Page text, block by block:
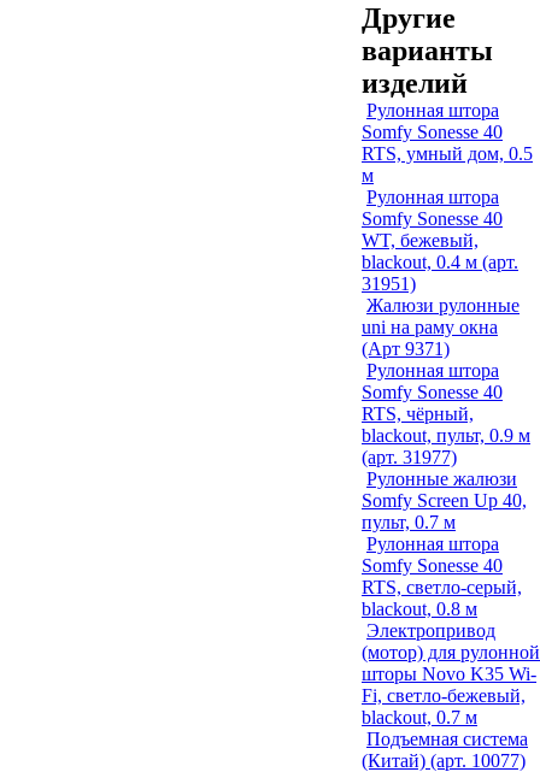
Другие
варианты
изделий
Рулонная штора
Somfy Sonesse 40
RTS, умный дом, 0.5
м
Рулонная штора
Somfy Sonesse 40
WT, бежевый,
blackout, 0.4 м (арт.
31951)
Жалюзи рулонные
uni на раму окна
(Арт 9371)
Рулонная штора
Somfy Sonesse 40
RTS, чёрный,
blackout, пульт, 0.9 м
(арт. 31977)
Рулонные жалюзи
Somfy Screen Up 40,
пульт, 0.7 м
Рулонная штора
Somfy Sonesse 40
RTS, светло-серый,
blackout, 0.8 м
Электропривод
(мотор) для рулонной
шторы Novo K35 Wi-
Fi, светло-бежевый,
blackout, 0.7 м
Подъемная система
(Китай) (арт. 10077)